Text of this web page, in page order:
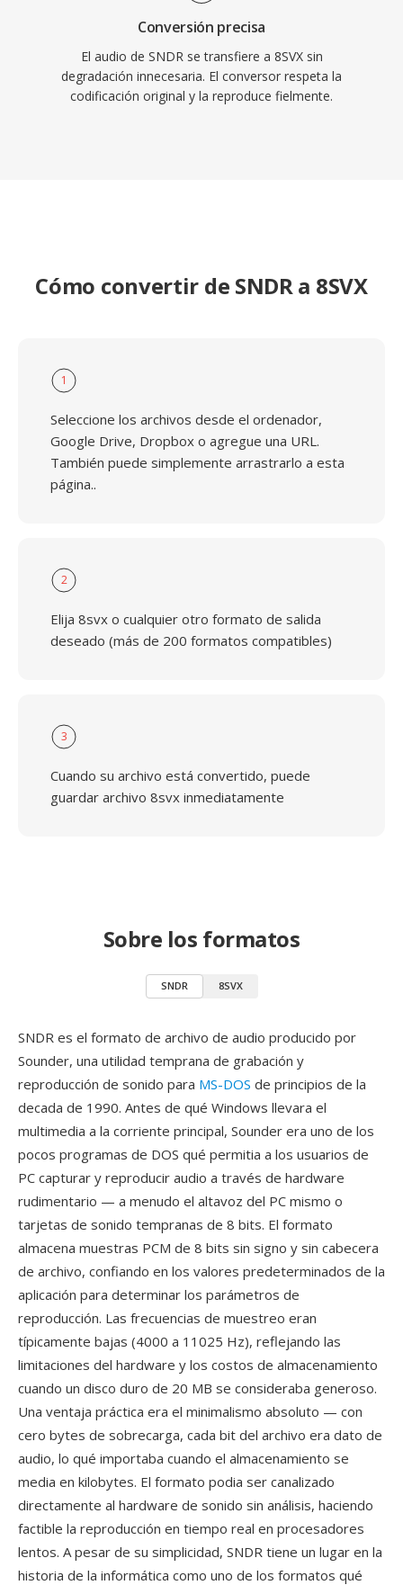
Conversión precisa
El audio de SNDR se transfiere a 8SVX sin
degradación innecesaria. El conversor respeta la
codificación original y la reproduce fielmente.
Cómo convertir de SNDR a 8SVX
1
Seleccione los archivos desde el ordenador,
Google Drive, Dropbox o agregue una URL.
También puede simplemente arrastrarlo a esta
página..
2
Elija 8svx o cualquier otro formato de salida
deseado (más de 200 formatos compatibles)
3
Cuando su archivo está convertido, puede
guardar archivo 8svx inmediatamente
Sobre los formatos
SNDR 8SVX
SNDR es el formato de archivo de audio producido por
Sounder, una utilidad temprana de grabación y
reproducción de sonido para MS-DOS de principios de la
decada de 1990. Antes de qué Windows llevara el
multimedia a la corriente principal, Sounder era uno de los
pocos programas de DOS qué permitia a los usuarios de
PC capturar y reproducir audio a través de hardware
rudimentario — a menudo el altavoz del PC mismo o
tarjetas de sonido tempranas de 8 bits. El formato
almacena muestras PCM de 8 bits sin signo y sin cabecera
de archivo, confiando en los valores predeterminados de la
aplicación para determinar los parámetros de
reproducción. Las frecuencias de muestreo eran
típicamente bajas (4000 a 11025 Hz), reflejando las
limitaciones del hardware y los costos de almacenamiento
cuando un disco duro de 20 MB se consideraba generoso.
Una ventaja práctica era el minimalismo absoluto — con
cero bytes de sobrecarga, cada bit del archivo era dato de
audio, lo qué importaba cuando el almacenamiento se
media en kilobytes. El formato podia ser canalizado
directamente al hardware de sonido sin análisis, haciendo
factible la reproducción en tiempo real en procesadores
lentos. A pesar de su simplicidad, SNDR tiene un lugar en la
historia de la informática como uno de los formatos qué